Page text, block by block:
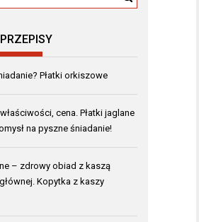
Płatki orkiszowe
cena. Płatki jaglane
na pyszne śniadanie!
– zdrowy obiad z kaszą
Kopytka z kaszy